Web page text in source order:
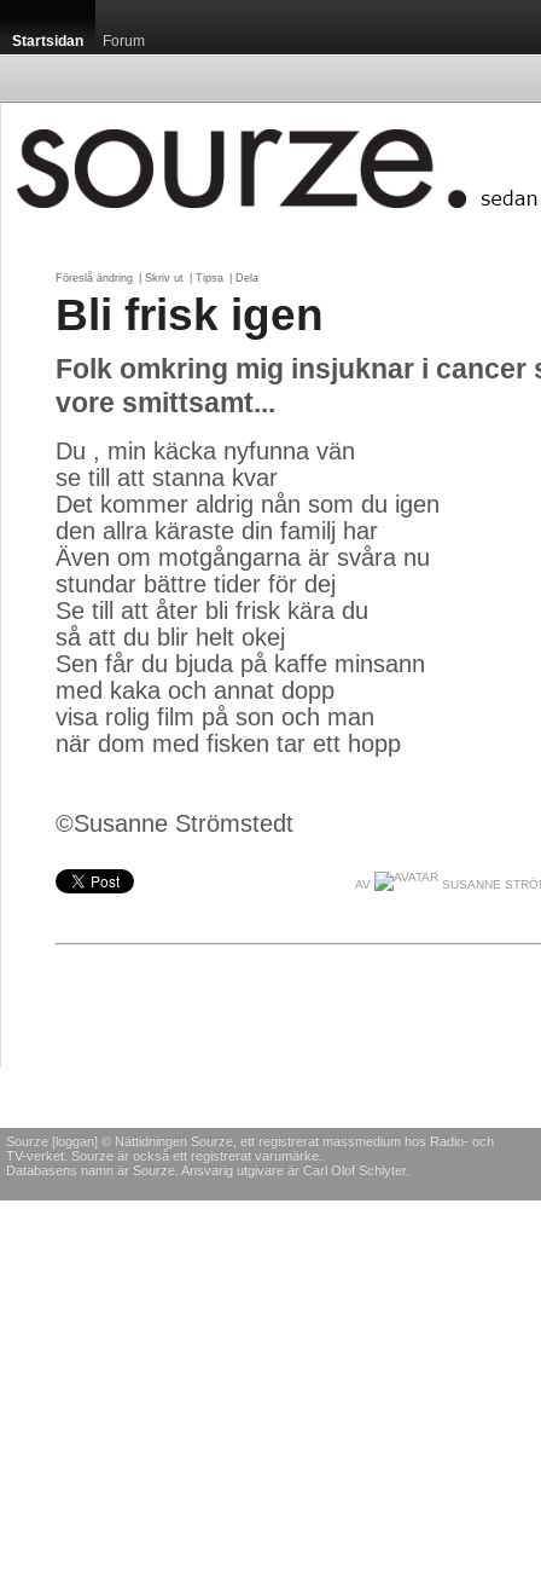
Startsidan Forum
Föreslå ändring Skriv ut Tipsa Dela
Bli frisk igen
Folk omkring mig insjuknar i cancer
vore smittsamt...
Du , min käcka nyfunna vän
se till att stanna kvar
Det kommer aldrig nån som du igen
den allra käraste din familj har
Även om motgångarna är svåra nu
stundar bättre tider för dej
Se till att åter bli frisk kära du
så att du blir helt okej
Sen får du bjuda på kaffe minsann
med kaka och annat dopp
visa rolig film på son och man
när dom med fisken tar ett hopp
©Susanne Strömstedt
AV SUSANNE
Sourze [loggan] © Nättidningen Sourze, ett registrerat massmedium hos Radio- och
TV-verket. Sourze är också ett registrerat varumärke.
Databasens namn är Sourze. Ansvarig utgivare är Carl Olof Schlyter.